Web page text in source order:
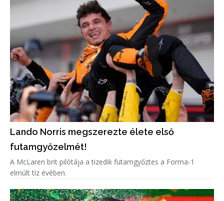
Lando Norris megszerezte élete első
futamgyőzelmét!
A McLaren brit pilótája a tizedik futamgyőztes a Forma-1
elmúlt tíz évében.